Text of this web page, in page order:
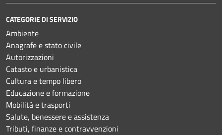
CATEGORIE DI SERVIZIO
Ambiente
Anagrafe e stato civile
Autorizzazioni
Catasto e urbanistica
Cultura e tempo libero
Educazione e formazione
Mobilità e trasporti
Salute, benessere e assistenza
Tributi, finanze e contravvenzioni